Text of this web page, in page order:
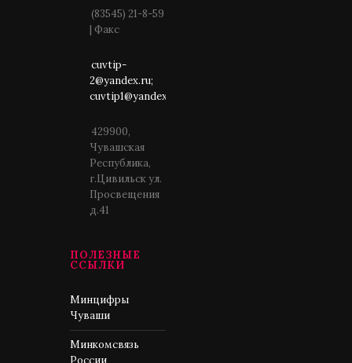
(83545) 21-8-59
| Факс
cuvtip-
2@yandex.ru;
cuvtip1@yandex.ru
429900,
Чувашская
Республика,
г.Цивильск ул.
Просвещения
д.41
ПОЛЕЗНЫЕ
ССЫЛКИ
Минцифры
Чуваши
Минкомсвязь
России